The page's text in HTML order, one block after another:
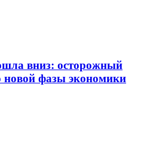
вниз: осторожный
новой фазы экономики